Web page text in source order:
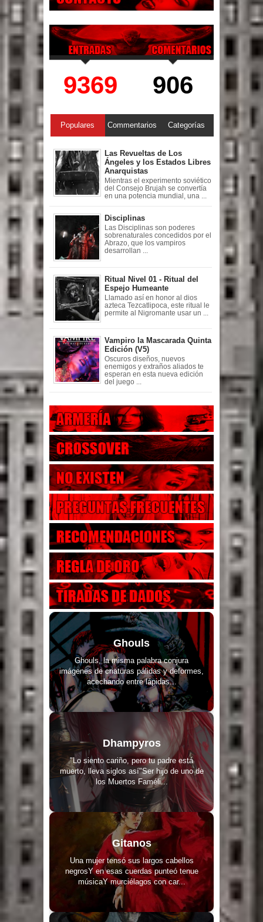
9369 906
Populares Commentarios Categorías
Las Revueltas de Los
Ángeles y los Estados Libres
Anarquistas
Mientras el experimento soviético
del Consejo Brujah se convertía
en una potencia mundial, una ...
Disciplinas
Las Disciplinas son poderes
sobrenaturales concedidos por el
Abrazo, que los vampiros
desarrollan ...
Ritual Nivel 01 - Ritual del
Espejo Humeante
Llamado así en honor al dios
azteca Tezcatlipoca, este ritual le
permite al Nigromante usar un ...
Vampiro la Mascarada Quinta
Edición (V5)
Oscuros diseños, nuevos
enemigos y extraños aliados te
esperan en esta nueva edición
del juego ...
Ghouls
Ghouls, la misma palabra conjura
imágenes de criaturas pálidas y deformes,
acechando entre lápidas...
Dhampyros
"Lo siento cariño, pero tu padre está
muerto, lleva siglos así"Ser hijo de uno de
los Muertos Faméli...
Gitanos
Una mujer tensó sus largos cabellos
negrosY en esas cuerdas punteó tenue
músicaY murciélagos con car...